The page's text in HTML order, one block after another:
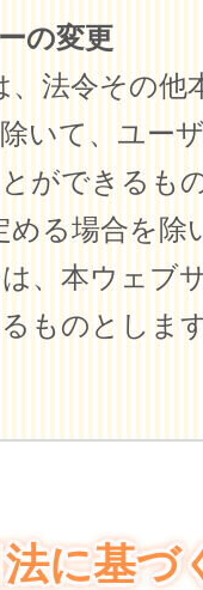
の変更
、法令その他
いて、ユー
ができるも
める場合を除
、本ウェブ
ものとしま
に基づ